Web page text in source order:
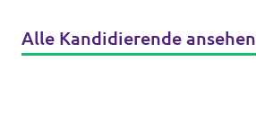
Alle Kandidierende ansehen